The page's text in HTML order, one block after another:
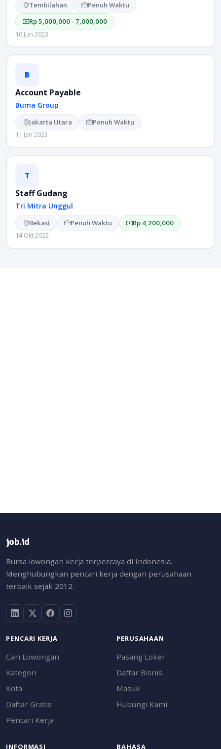
Tembilahan
Penuh Waktu
Rp 5,000,000 - 7,000,000
16 Jun 2023
B
Account Payable
Buma Group
Jakarta Utara Penuh Waktu
11 Jan 2023
T
Staff Gudang
Tri Mitra Unggul
Bekasi Penuh Waktu Rp 4,200,000
14 Okt 2022
job.id
Bursa lowongan kerja terpercaya di Indonesia.
Menghubungkan pencari kerja dengan perusahaan
terbaik sejak 2012.
PENCARI KERJA
Cari Lowongan
Kategori
Kota
Daftar Gratis
Pencari Kerja
PERUSAHAAN
Pasang Loker
Daftar Bisnis
Masuk
Hubungi Kami
INFORMASI BAHASA